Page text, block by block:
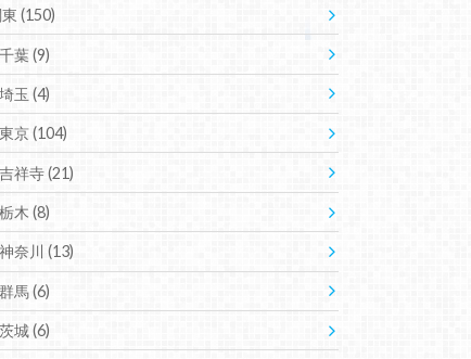
(150)
千葉(9)
埼玉(4)
東京(104)
吉祥寺(21)
栃木(8)
神奈川(13)
群馬(6)
茨城(6)